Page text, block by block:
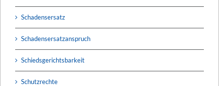
Schadensersatz
Schadensersatzanspruch
Schiedsgerichtsbarkeit
Schutzrechte